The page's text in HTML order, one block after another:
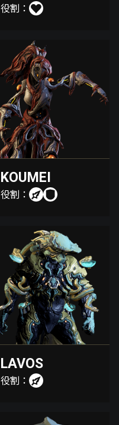
役割：
KOUMEI
役割：
LAVOS
役割：